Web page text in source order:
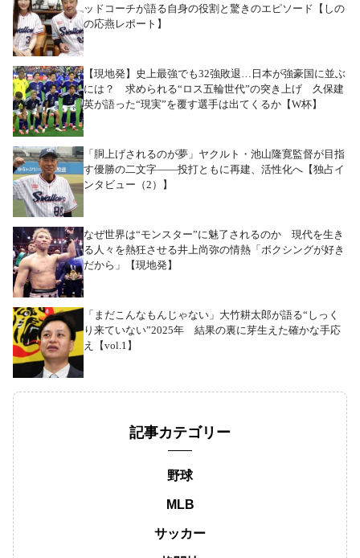
ッドコーチが語る自身の役割と驚きのエピソード【しの
の応燕レポート】
【現地発】史上最強でも32強敗退…日本が強豪国に並ぶ
には？ 求められる“ロス五輪世代”の突き上げ 久保建
英が語った“現実”を覆す選手は出てくるか【W杯】
「胴上げされるのが夢」ヤクルト・池山隆寛監督が目指
す優勝の二文字――投打ともに再建、活性化へ【独占イ
ンタビュー（2）】
なぜ世界は“モンスター”に魅了されるのか 現代を生き
る人々を熱狂させる井上尚弥の情熱「ボクシングが好き
だから」【現地発】
「まだこんなもんじゃない」大竹耕太郎が語る“しっく
り来ていない”2025年 結果の裏に芽生えた確かな手応
え【vol.1】
記事カテゴリー
野球
MLB
サッカー